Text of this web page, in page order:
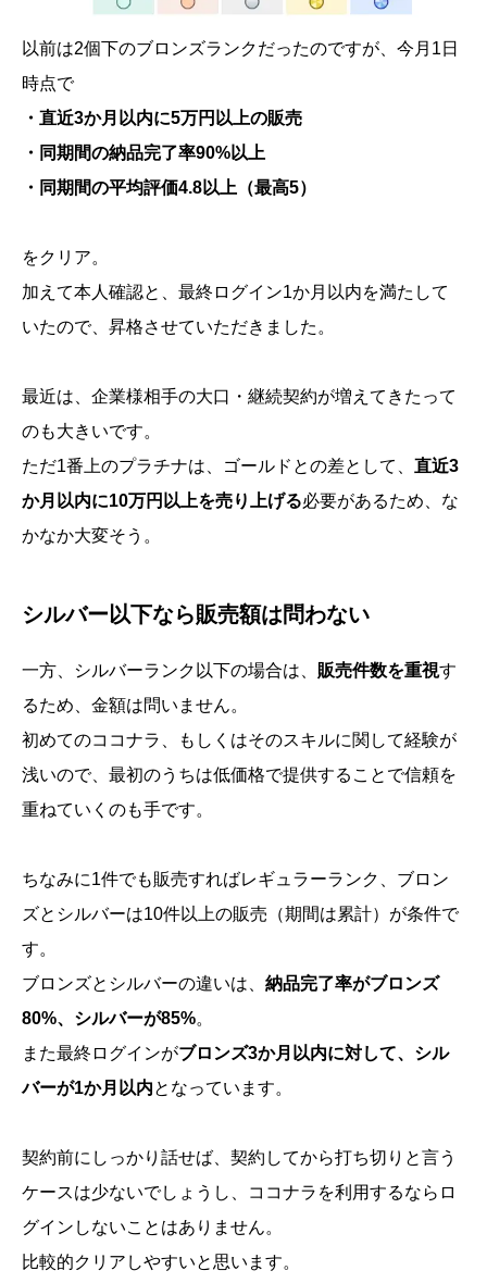
以前は2個下のブロンズランクだったのですが、今月1日
時点で
・直近3か月以内に5万円以上の販売
・同期間の納品完了率90%以上
・同期間の平均評価4.8以上（最高5）
をクリア。
加えて本人確認と、最終ログイン1か月以内を満たして
いたので、昇格させていただきました。
最近は、企業様相手の大口・継続契約が増えてきたって
のも大きいです。
ただ1番上のプラチナは、ゴールドとの差として、 直近3
か月以内に10万円以上を売り上げる必要があるため、な
かなか大変そう。
シルバー以下なら販売額は問わない
一方、シルバーランク以下の場合は、 販売件数を重視す
るため、金額は問いません。
初めてのココナラ、もしくはそのスキルに関して経験が
浅いので、最初のうちは低価格で提供することで信頼を
重ねていくのも手です。
ちなみに1件でも販売すればレギュラーランク、ブロン
ズとシルバーは10件以上の販売（期間は累計）が条件で
す。
ブロンズとシルバーの違いは、 納品完了率がブロンズ
80%、シルバーが85%。
また最終ログインがブロンズ3か月以内に対して、シル
バーが1か月以内となっています。
契約前にしっかり話せば、契約してから打ち切りと言う
ケースは少ないでしょうし、ココナラを利用するならロ
グインしないことはありません。
比較的クリアしやすいと思います。